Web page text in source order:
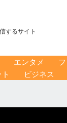
するサイト
エンタメ
ビジネス